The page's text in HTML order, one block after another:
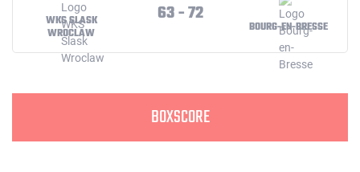
WKS SLASK
WROCLAW
63 - 72
BOURG-EN-BRESSE
BOXSCORE